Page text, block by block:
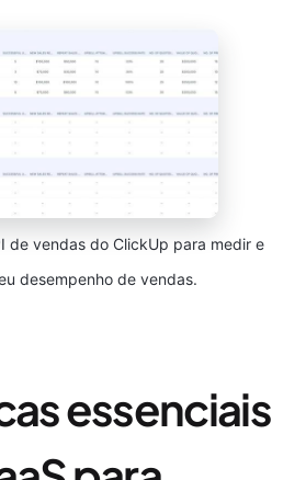
de vendas do ClickUp para medir e
desempenho de vendas.
essenciais